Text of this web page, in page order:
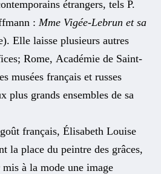
étrangers, tels P.
: Mme Vigée-Lebrun et sa
Elle laisse plusieurs autres
Rome, Académie de Saint-
musées français et russes
plus grands ensembles de sa
français, Élisabeth Louise
la place du peintre des grâces,
à la mode une image